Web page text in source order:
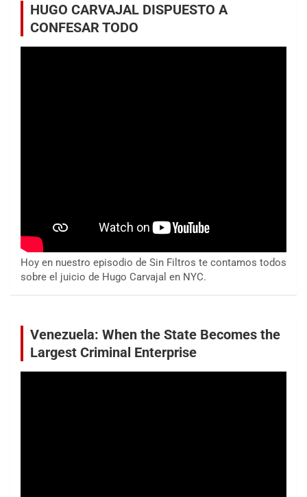
HUGO CARVAJAL DISPUESTO A
CONFESAR TODO
Hoy en nuestro episodio de Sin Filtros te contamos todos
sobre el juicio de Hugo Carvajal en NYC.
Venezuela: When the State Becomes the
Largest Criminal Enterprise